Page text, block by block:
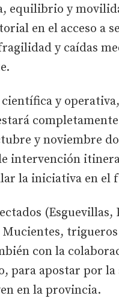
equilibrio y
en el acceso a
y caídas
científica y
y noviembre
intervención
la iniciativa en el
(Esguevillas,
Mucientes,
con la
para apostar por
en la provincia.